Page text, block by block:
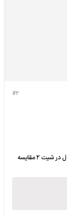
#2
در مورد اطلاعات تکراری، رنج a1 در شیت 1، فقط با ستون اول در شیت 2 مقایسه